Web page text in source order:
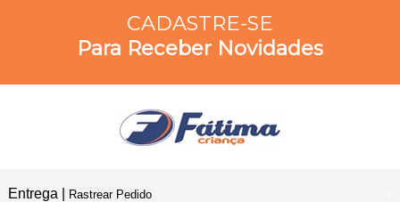
CADASTRE-SE
Para Receber Novidades
Entrega | Rastrear Pedido